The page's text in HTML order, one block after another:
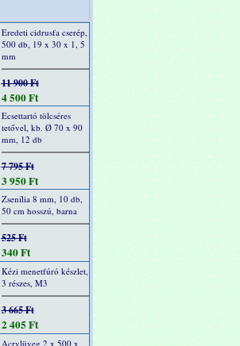
Eredeti cidrusfa cserép,
500 db, 19 x 30 x 1, 5
mm
11 900 Ft
4 500 Ft
Ecsettartó tölcséres
tetővel, kb. Ø 70 x 90
mm, 12 db
7 795 Ft
3 950 Ft
Zsenília 8 mm, 10 db,
50 cm hosszú, barna
525 Ft
340 Ft
Kézi menetfúró készlet,
3 részes, M3
3 665 Ft
2 405 Ft
Acrylüveg 2 x 500 x